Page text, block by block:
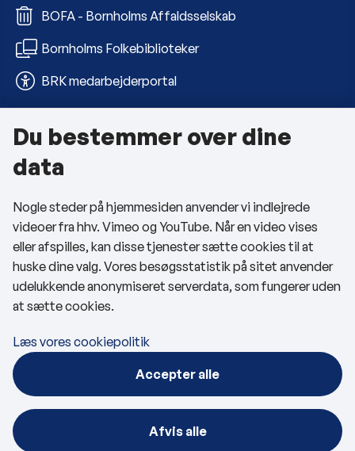
BOFA - Bornholms Affaldsselskab
Bornholms Folkebiblioteker
BRK medarbejderportal
Om kommunen
Kontakt os
Telefon- og åbningstider
Tilgængelighedserklæring
Privatlivspolitik
Cookies
Følg os
BRK på Facebook
Du bestemmer over dine
data
Nogle steder på hjemmesiden anvender vi indlejrede
videoer fra hhv. Vimeo og YouTube. Når en video vises
eller afspilles, kan disse tjenester sætte cookies til at
huske dine valg. Vores besøgsstatistik på sitet anvender
udelukkende anonymiseret serverdata, som fungerer uden
at sætte cookies.
Læs vores cookiepolitik
Accepter alle
Afvis alle